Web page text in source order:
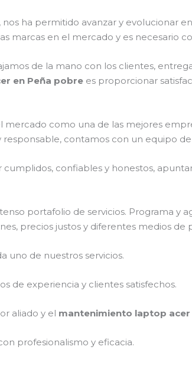
ha permitido avanzar y evolucionar
marcas en el mercado y es necesario
de la mano con los clientes,
en Peña pobre es proporcionar
mercado como una de las mejores
contamos con un equipo
cumplidos, confiables y honestos,
portafolio de servicios. Programa y
precios justos y diferentes medios de
uno de nuestros servicios.
de experiencia y clientes satisfechos.
aliado y el mantenimiento laptop acer
profesionalismo y eficacia.